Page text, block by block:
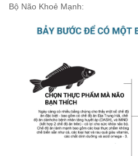
Bộ Não Khoẻ Mạnh: